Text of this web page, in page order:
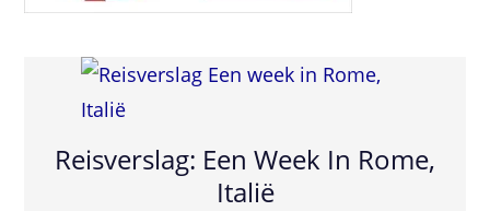
Reisverslag: Een Week In Rome,
Italië